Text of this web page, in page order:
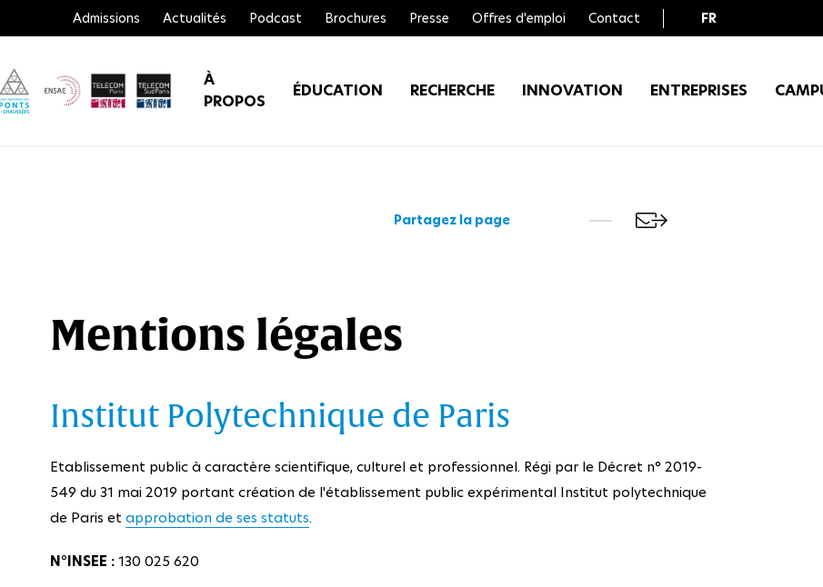
Admissions Actualités Podcast Brochures Presse Offres d'emploi Contact FR
À
PROPOS
ÉDUCATION RECHERCHE INNOVATION ENTREPRISES
Partagez la page
Mentions légales
Institut Polytechnique de Paris
Etablissement public à caractère scientifique, culturel et professionnel. Régi par le Décret n° 2019-
549 du 31 mai 2019 portant création de l'établissement public expérimental Institut polytechnique
de Paris et approbation de ses statuts.
N°INSEE :130 025 620